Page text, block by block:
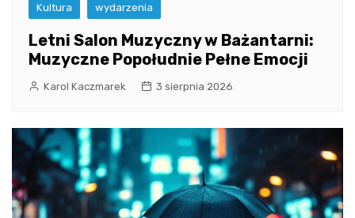
Kultura wydarzenia
Letni Salon Muzyczny w Bażantarni:
Muzyczne Popołudnie Pełne Emocji
Karol Kaczmarek 3 sierpnia 2026